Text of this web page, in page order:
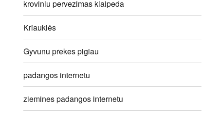
kroviniu pervezimas klaipeda
Kriauklės
Gyvunu prekes pigiau
padangos internetu
ziemines padangos internetu